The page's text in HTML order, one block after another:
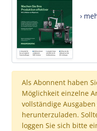
›
Als Abonnent haben
Möglichkeit einzelne
vollständige Ausgaben
herunterzuladen.
loggen Sie sich bitte